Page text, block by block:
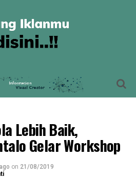
Lebih Baik,
Gelar Workshop
on 21/08/2019